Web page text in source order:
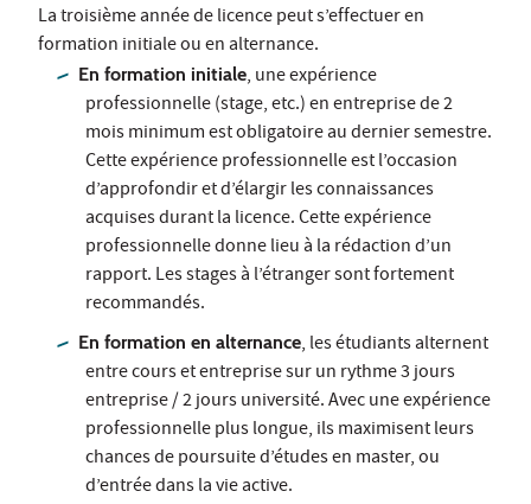
La troisième année de licence peut s’effectuer en
formation initiale ou en alternance.
En formation initiale, une expérience
professionnelle (stage, etc.) en entreprise de 2
mois minimum est obligatoire au dernier semestre.
Cette expérience professionnelle est l’occasion
d’approfondir et d’élargir les connaissances
acquises durant la licence. Cette expérience
professionnelle donne lieu à la rédaction d’un
rapport. Les stages à l’étranger sont fortement
recommandés.
En formation en alternance, les étudiants alternent
entre cours et entreprise sur un rythme 3 jours
entreprise / 2 jours université. Avec une expérience
professionnelle plus longue, ils maximisent leurs
chances de poursuite d’études en master, ou
d’entrée dans la vie active.